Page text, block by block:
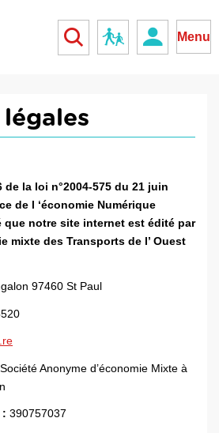
Menu
Réseau scolaire
de la loi n°2004-575 du 21 juin
de l ‘économie Numérique
que notre site internet est édité par
mixte des Transports de l’ Ouest
97460 St Paul
Société Anonyme d’économie Mixte à
: 390757037